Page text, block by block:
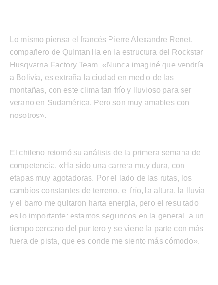
Lo mismo piensa el francés Pierre Alexandre Renet,
compañero de Quintanilla en la estructura del Rockstar
Husqvarna Factory Team. «Nunca imaginé que vendría
a Bolivia, es extraña la ciudad en medio de las
montañas, con este clima tan frío y lluvioso para ser
verano en Sudamérica. Pero son muy amables con
nosotros».
El chileno retomó su análisis de la primera semana de
competencia. «Ha sido una carrera muy dura, con
etapas muy agotadoras. Por el lado de las rutas, los
cambios constantes de terreno, el frío, la altura, la lluvia
y el barro me quitaron harta energía, pero el resultado
es lo importante: estamos segundos en la general, a un
tiempo cercano del puntero y se viene la parte con más
fuera de pista, que es donde me siento más cómodo».